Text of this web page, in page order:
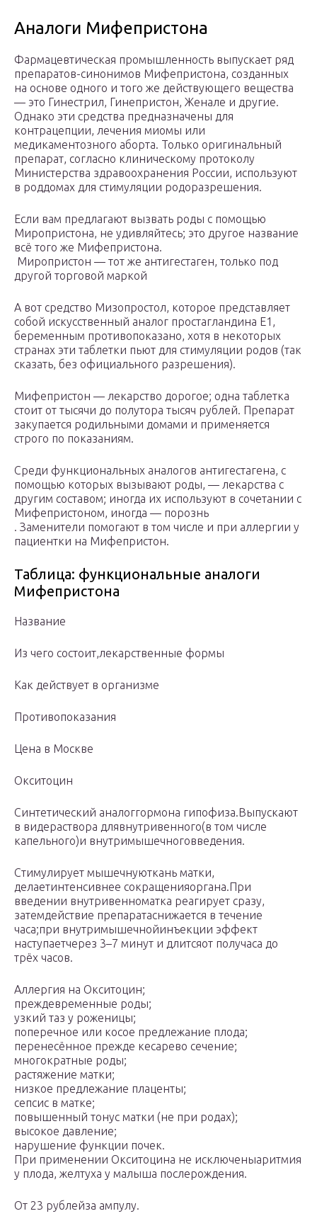
Аналоги Мифепристона
Фармацевтическая промышленность выпускает ряд
препаратов-синонимов Мифепристона, созданных
на основе одного и того же действующего вещества
— это Гинестрил, Гинепристон, Женале и другие.
Однако эти средства предназначены для
контрацепции, лечения миомы или
медикаментозного аборта. Только оригинальный
препарат, согласно клиническому протоколу
Министерства здравоохранения России, используют
в роддомах для стимуляции родоразрешения.
Если вам предлагают вызвать роды с помощью
Миропристона, не удивляйтесь; это другое название
всё того же Мифепристона.
Миропристон — тот же антигестаген, только под
другой торговой маркой
А вот средство Мизопростол, которое представляет
собой искусственный аналог простагландина Е1,
беременным противопоказано, хотя в некоторых
странах эти таблетки пьют для стимуляции родов (так
сказать, без официального разрешения).
Мифепристон — лекарство дорогое; одна таблетка
стоит от тысячи до полутора тысяч рублей. Препарат
закупается родильными домами и применяется
строго по показаниям.
Среди функциональных аналогов антигестагена, с
помощью которых вызывают роды, — лекарства с
другим составом; иногда их используют в сочетании с
Мифепристоном, иногда — порознь
. Заменители помогают в том числе и при аллергии у
пациентки на Мифепристон.
Таблица: функциональные аналоги
Мифепристона
Название
Из чего состоит,лекарственные формы
Как действует в организме
Противопоказания
Цена в Москве
Окситоцин
Синтетический аналоггормона гипофиза.Выпускают
в видераствора длявнутривенного(в том числе
капельного)и внутримышечноговведения.
Стимулирует мышечнуюткань матки,
делаетинтенсивнее сокращенияоргана.При
введении внутривенноматка реагирует сразу,
затемдействие препаратаснижается в течение
часа;при внутримышечнойинъекции эффект
наступаетчерез 3–7 минут и длитсяот получаса до
трёх часов.
Аллергия на Окситоцин;
преждевременные роды;
узкий таз у роженицы;
поперечное или косое предлежание плода;
перенесённое прежде кесарево сечение;
многократные роды;
растяжение матки;
низкое предлежание плаценты;
сепсис в матке;
повышенный тонус матки (не при родах);
высокое давление;
нарушение функции почек.
При применении Окситоцина не исключеныаритмия
у плода, желтуха у малыша послерождения.
От 23 рублейза ампулу.